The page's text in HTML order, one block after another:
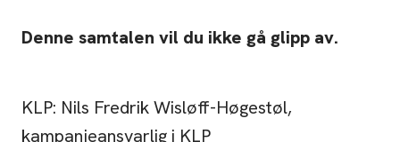
Denne samtalen vil du ikke gå glipp av.
KLP: Nils Fredrik Wisløff-Høgestøl,
kampanjeansvarlig i KLP